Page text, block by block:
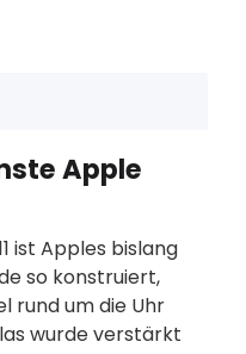
Apple
ist Apples bislang
so konstruiert,
rund um die Uhr
wurde verstärkt